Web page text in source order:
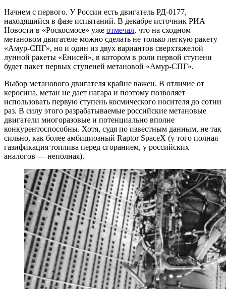
Начнем с первого. У России есть двигатель РД-0177,
находящийся в фазе испытаний. В декабре источник РИА
Новости в «Роскосмосе» уже отмечал, что на сходном
метановом двигателе можно сделать не только легкую ракету
«Амур-СПГ», но и один из двух вариантов сверхтяжелой
лунной ракеты «Енисей», в котором в роли первой ступени
будет пакет первых ступеней метановой «Амур-СПГ».
Выбор метанового двигателя крайне важен. В отличие от
керосина, метан не дает нагара и поэтому позволяет
использовать первую ступень космического носителя до сотни
раз. В силу этого разрабатываемые российские метановые
двигатели многоразовые и потенциально вполне
конкурентоспособны. Хотя, судя по известным данным, не так
сильно, как более амбициозный Raptor SpaceX (у того полная
газификация топлива перед сгоранием, у российских
аналогов — неполная).